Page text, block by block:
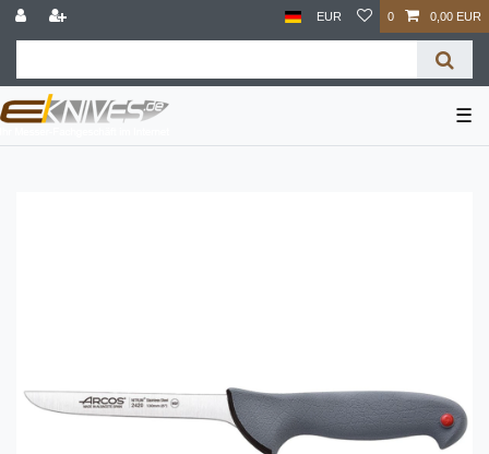
EUR 0 0,00 EUR
☰